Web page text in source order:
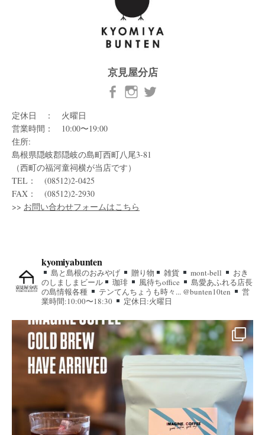
京見屋分店
定休日 ： 火曜日
営業時間： 10:00〜19:00
住所:
島根県隠岐郡隠岐の島町西町八尾3-81
（西町の福河童祠横が当店です）
TEL： (08512)2-0425
FAX： (08512)2-2930
>> お問い合わせフォームはこちら
kyomiyabunten
島と島根のおみやげ 贈り物 雑貨 mont-bell
おき
のしましまビール
珈琲 風待ちoffice
島愛あふれる店長
の島情報各種
テンてんちょうも時々... @bunten10ten
営
業時間:10:00〜18:30
定休日:火曜日